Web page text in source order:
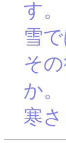
す。
雪
そ
か。
寒